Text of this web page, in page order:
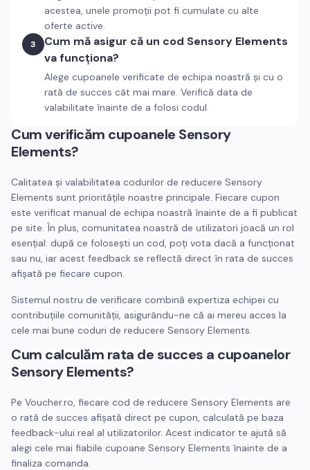
acestea, unele promoții pot fi cumulate cu alte
oferte active.
3
Cum mă asigur că un cod Sensory Elements
va funcționa?
Alege cupoanele verificate de echipa noastră și cu o
rată de succes cât mai mare. Verifică data de
valabilitate înainte de a folosi codul.
Cum verificăm cupoanele Sensory
Elements?
Calitatea și valabilitatea codurilor de reducere Sensory
Elements sunt prioritățile noastre principale. Fiecare cupon
este verificat manual de echipa noastră înainte de a fi publicat
pe site. În plus, comunitatea noastră de utilizatori joacă un rol
esențial: după ce folosești un cod, poți vota dacă a funcționat
sau nu, iar acest feedback se reflectă direct în rata de succes
afișată pe fiecare cupon.
Sistemul nostru de verificare combină expertiza echipei cu
contribuțiile comunității, asigurându-ne că ai mereu acces la
cele mai bune coduri de reducere Sensory Elements.
Cum calculăm rata de succes a cupoanelor
Sensory Elements?
Pe Voucher.ro, fiecare cod de reducere Sensory Elements are
o rată de succes afișată direct pe cupon, calculată pe baza
feedback-ului real al utilizatorilor. Acest indicator te ajută să
alegi cele mai fiabile cupoane Sensory Elements înainte de a
finaliza comanda.